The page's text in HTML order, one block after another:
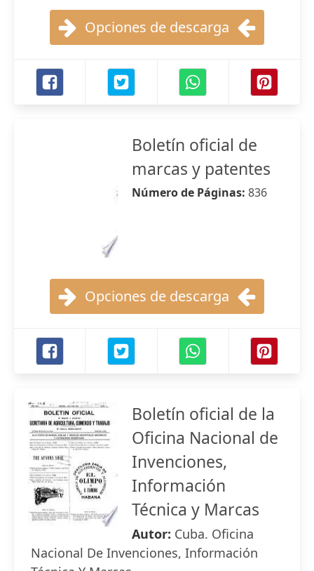
Opciones de descarga
Boletín oficial de
marcas y patentes
Número de Páginas: 836
Opciones de descarga
Boletín oficial de la
Oficina Nacional de
Invenciones,
Información
Técnica y Marcas
Autor: Cuba. Oficina
Nacional De Invenciones, Información